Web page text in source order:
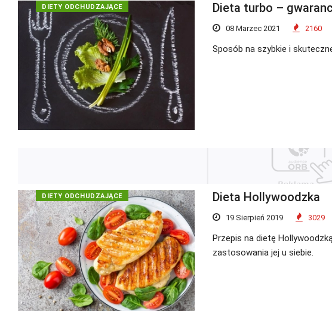
DIETY ODCHUDZAJĄCE Dieta turbo –
08 Marzec 2021 2160
Sposób na szybkie i
DIETY ODCHUDZAJĄCE Dieta Hollywoodzka
19 Sierpień 2019 3029
Przepis na dietę
zastosowania jej u siebie.